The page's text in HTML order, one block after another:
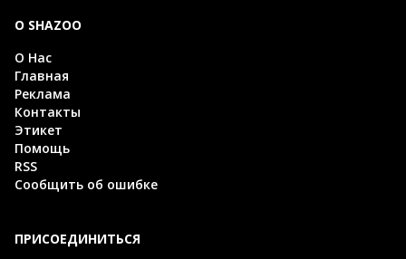
О SHAZOO
О Нас
Главная
Реклама
Контакты
Этикет
Помощь
RSS
Сообщить об ошибке
ПРИСОЕДИНИТЬСЯ